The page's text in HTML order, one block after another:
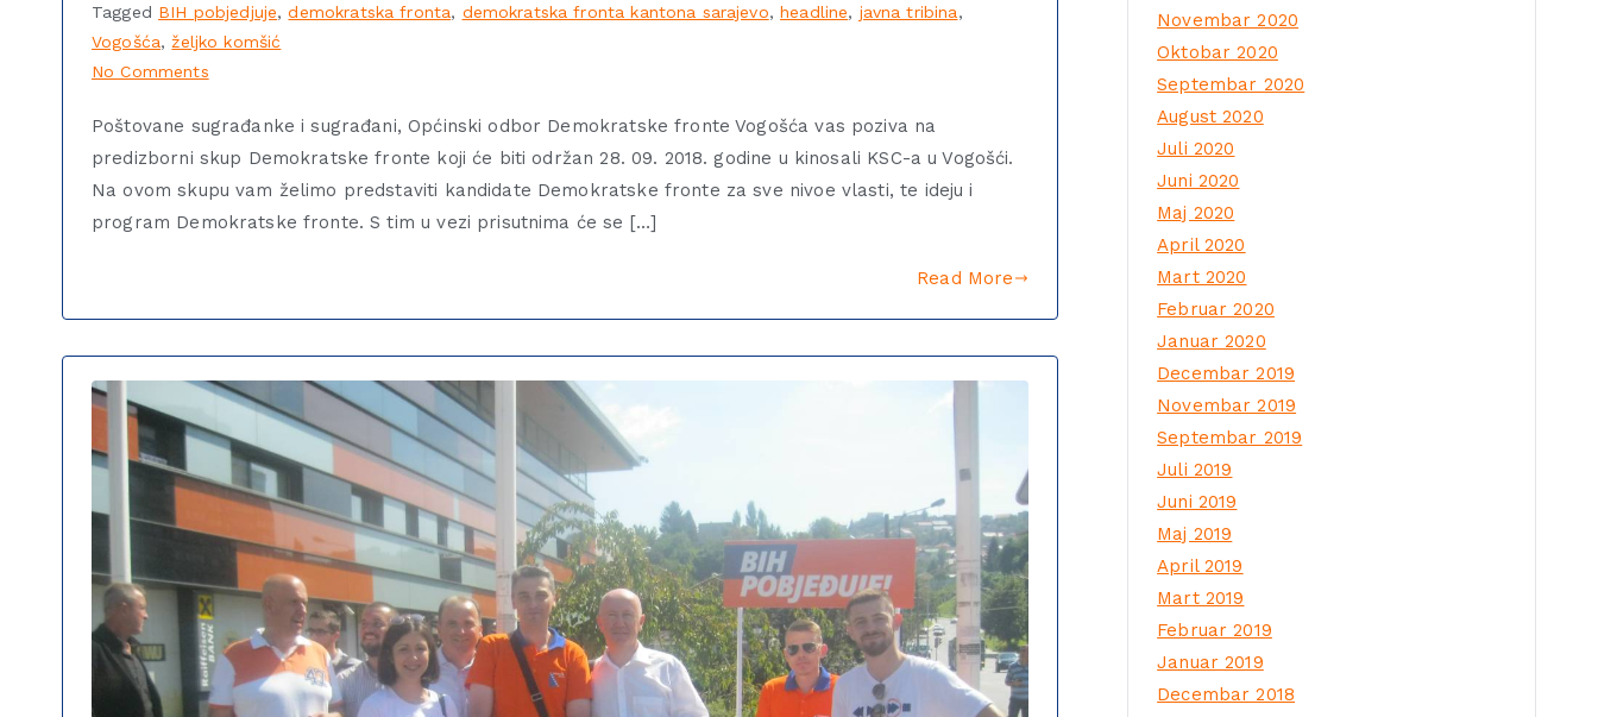
Tagged BIH pobjedjuje,demokratska fronta, demokratska fronta kantona sarajevo,headline, javna tribina,
Vogošća,željko komšić
No Comments
Poštovane sugrađanke i sugrađani, Općinski odbor Demokratske fronte Vogošća vas poziva na
predizborni skup Demokratske fronte koji će biti održan 28. 09. 2018. godine u kinosali KSC-a u Vogošći.
Na ovom skupu vam želimo predstaviti kandidate Demokratske fronte za sve nivoe vlasti, te ideju i
program Demokratske fronte. S tim u vezi prisutnima će se […]
Read More
Novembar 2020
Oktobar 2020
Septembar 2020
August 2020
Juli 2020
Juni 2020
Maj 2020
April 2020
Mart 2020
Februar 2020
Januar 2020
Decembar 2019
Novembar 2019
Septembar 2019
Juli 2019
Juni 2019
Maj 2019
April 2019
Mart 2019
Februar 2019
Januar 2019
Decembar 2018